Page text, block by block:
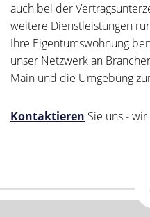
auch bei der
weitere Dienstleistungen
Ihre Eigentumswohnung
unser Netzwerk an
Main und die Umgebung
Kontaktieren Sie uns -